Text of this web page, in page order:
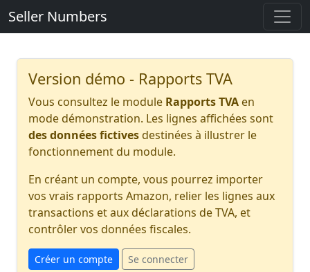
Seller Numbers
Version démo - Rapports TVA
Vous consultez le module Rapports TVA en
mode démonstration. Les lignes affichées sont
des données fictives destinées à illustrer le
fonctionnement du module.
En créant un compte, vous pourrez importer
vos vrais rapports Amazon, relier les lignes aux
transactions et aux déclarations de TVA, et
contrôler vos données fiscales.
Créer un compte Se connecter